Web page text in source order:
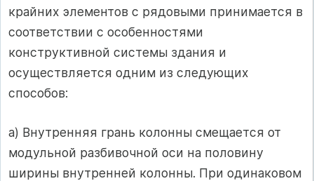
крайних элементов с рядовыми принимается в
соответствии с особенностями
конструктивной системы здания и
осуществляется одним из следующих
способов:
а) Внутренняя грань колонны смещается от
модульной разбивочной оси на половину
ширины внутренней колонны. При одинаковом